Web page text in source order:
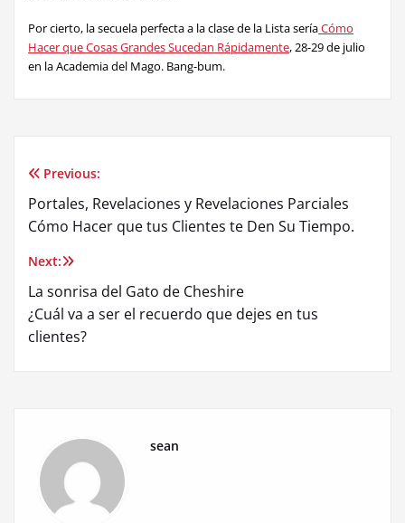
Por cierto, la secuela perfecta a la clase de la Lista seríaCómo
Hacer que Cosas Grandes Sucedan Rápidamente, 28-29 de julio
en la Academia del Mago. Bang-bum.
Post
navigation
Previous:
Portales, Revelaciones y Revelaciones Parciales
Cómo Hacer que tus Clientes te Den Su Tiempo.
Next:
La sonrisa del Gato de Cheshire
¿Cuál va a ser el recuerdo que dejes en tus
clientes?
sean